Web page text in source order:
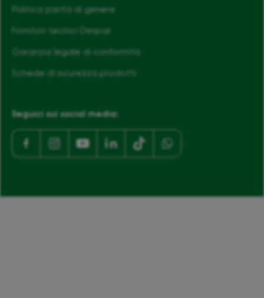
Politica parità di genere
Fornitori tecnici Despar
Garanzia legale di conformità
Schede di sicurezza prodotti
Seguici sui social media: